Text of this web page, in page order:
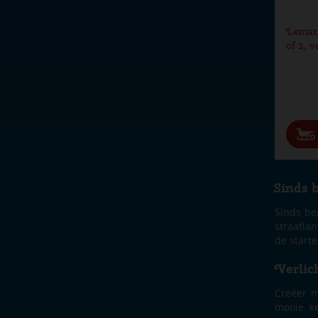
of 2,
Sinds
Sinds
de
Creëer
mooie